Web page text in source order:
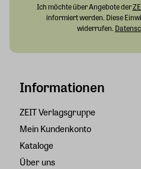
Informationen
ZEIT Verlagsgruppe
Mein Kundenkonto
Kataloge
Über uns
Ich möchte über Angebote der
informiert werden. Diese
widerrufen.